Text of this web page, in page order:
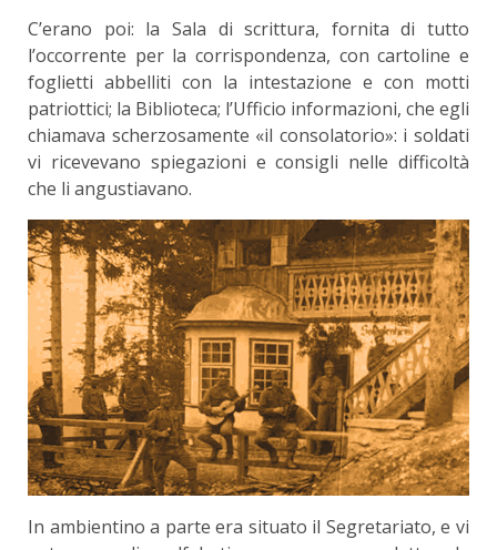
C’erano poi: la Sala di scrittura, fornita di tutto
l’occorrente per la corrispondenza, con cartoline e
foglietti abbelliti con la intestazione e con motti
patriottici; la Biblioteca; l’Ufficio informazioni, che egli
chiamava scherzosamente «il consolatorio»: i soldati
vi ricevevano spiegazioni e consigli nelle difficoltà
che li angustiavano.
In ambientino a parte era situato il Segreta­riato, e vi